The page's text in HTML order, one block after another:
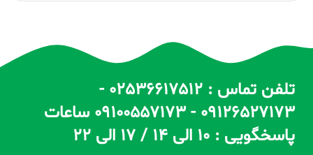
تلفن تماس : 02536617512 -
09126527173 - 09100557173 ساعات
پاسخگویی : 10 الی 14 / 17 الی 22